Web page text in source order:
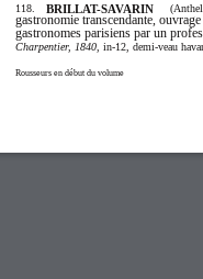
118. BRILLAT-SAVARIN
gastronomie transcendante,
gastronomes parisiens par un
Charpentier, 1840, in-12, demi-veau
Rousseurs en début du volume